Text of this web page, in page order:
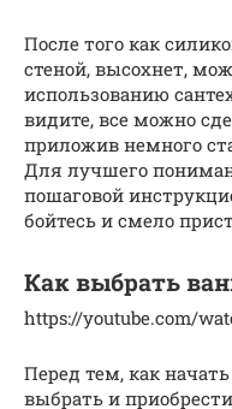
После того как
стеной, высохнет,
использованию
видите, все можно
приложив немного
Для лучшего
пошаговой
бойтесь и смело
Как выбрать
https://youtube.com/
Перед тем, как
выбрать и